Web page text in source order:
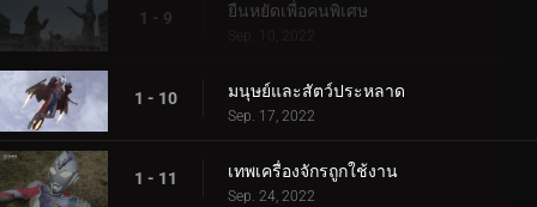
1 - 9 ยืนหยัดเพื่อคนพิเศษ
Sep. 10, 2022
1 - 10 มนุษย์และสัตว์ประหลาด
Sep. 17, 2022
1 - 11 เทพเครื่องจักรถูกใช้งาน
Sep. 24, 2022